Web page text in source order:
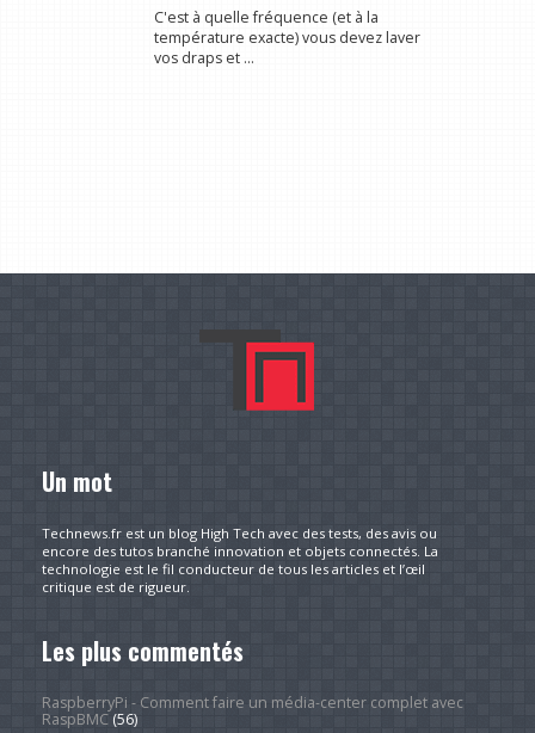
C'est à quelle fréquence (et à la
température exacte) vous devez laver
vos draps et ...
Un mot
Technews.fr est un blog High Tech avec des tests, des avis ou
encore des tutos branché innovation et objets connectés. La
technologie est le fil conducteur de tous les articles et l’œil
critique est de rigueur.
Les plus commentés
RaspberryPi - Comment faire un média-center complet avec
RaspBMC(56)